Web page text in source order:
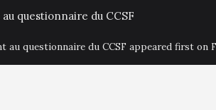
questionnaire du CCSF
questionnaire du CCSF appeared first on